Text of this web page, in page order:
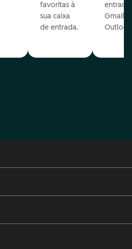
favoritas à
sua caixa
de entrada.
Gmail